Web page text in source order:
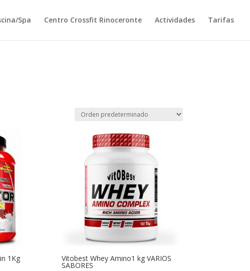
Spa Centro Crossfit Rinoceronte Actividades Tarifas
1Kg Vitobest Whey Amino1 kg VARIOS
SABORES